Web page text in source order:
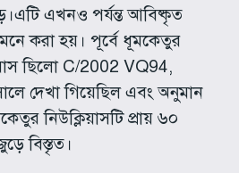
এখনও পর্যন্ত আবিষ্কৃত
করা হয়। পূর্বে ধূমকেতুর
ছিলো C/2002 VQ94,
দেখা গিয়েছিল এবং অনুমান
নিউক্লিয়াসটি প্রায় ৬০
বিস্তৃত।